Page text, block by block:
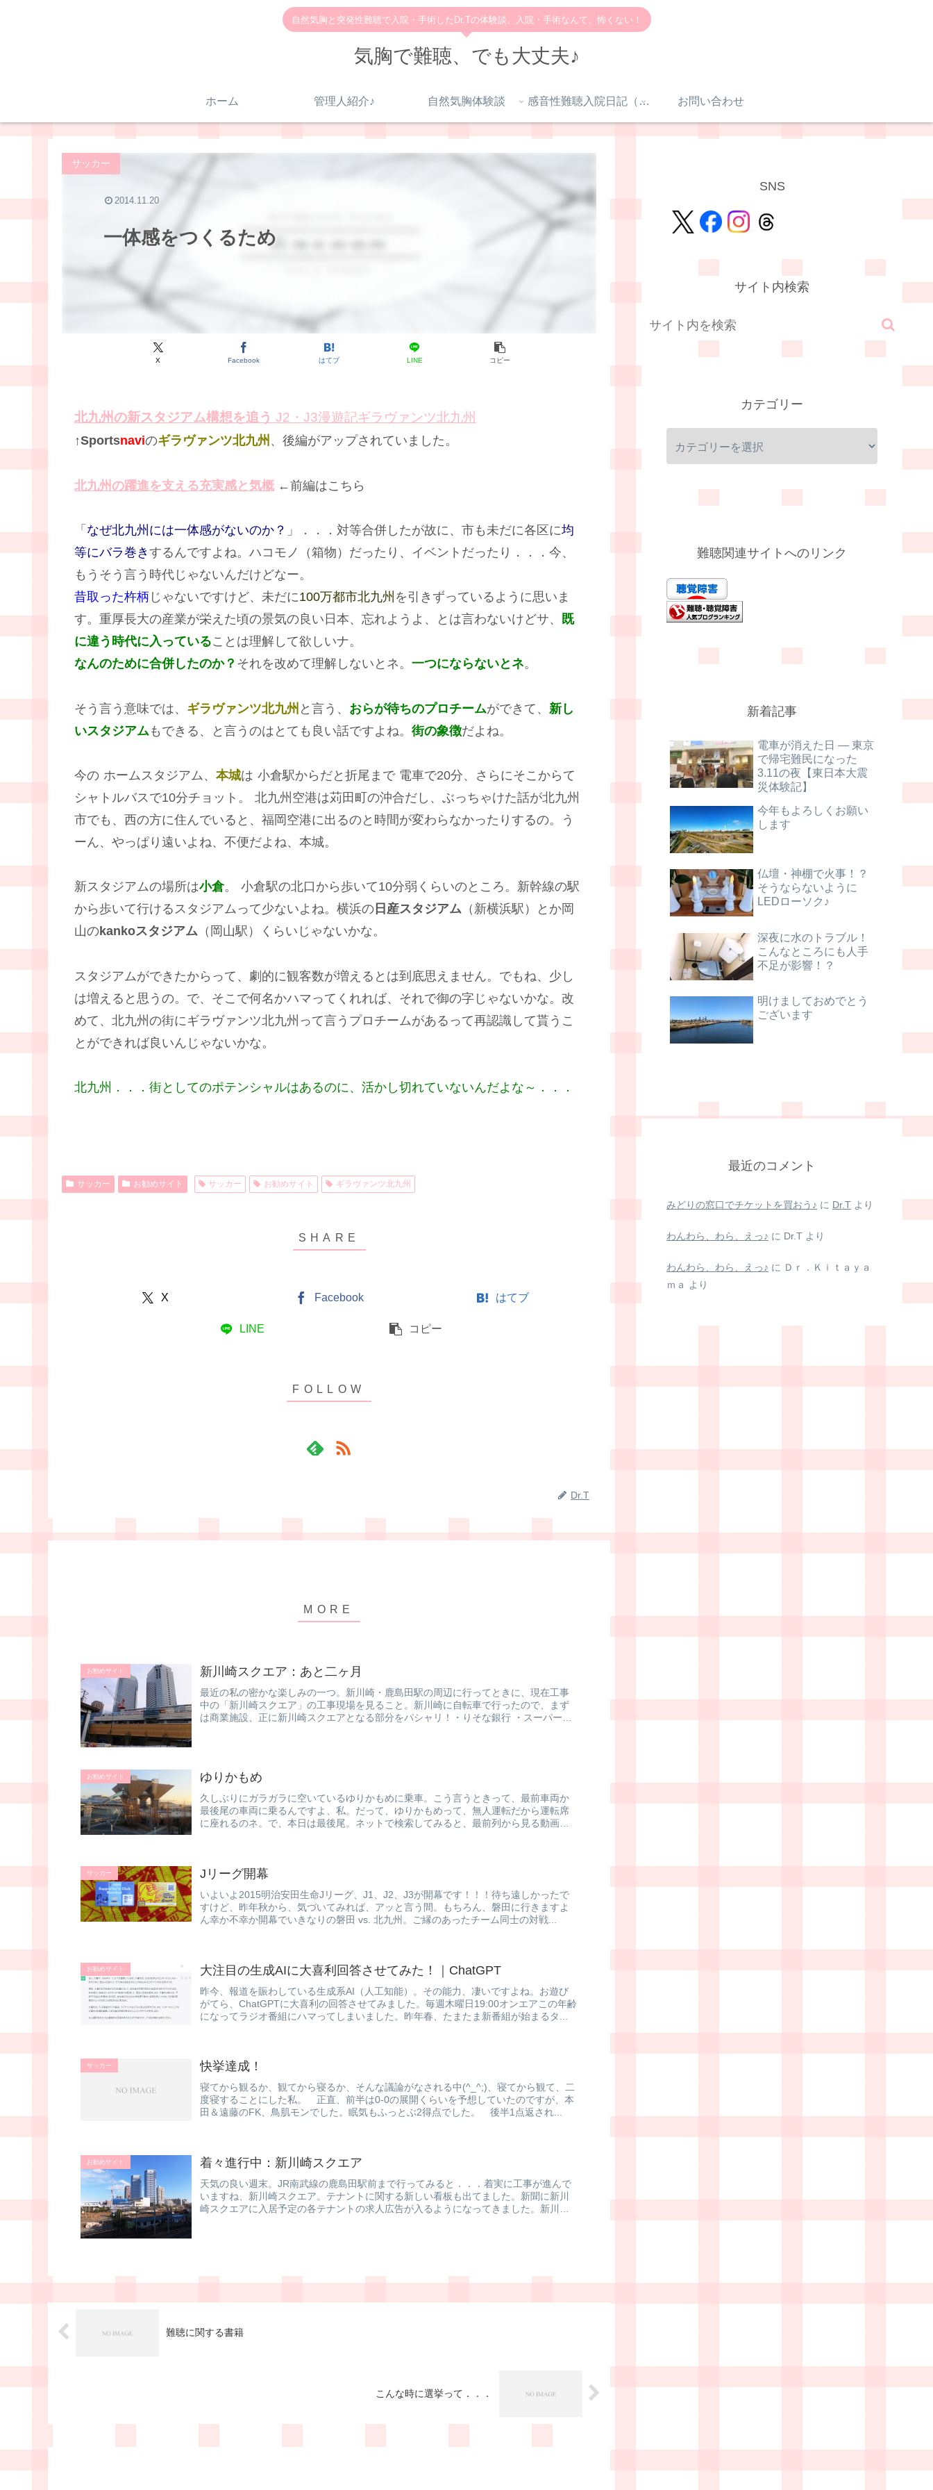
自然気胸と突発性難聴で入院・手術したDr.Tの体験談。入院・手術なんて、怖くない！
気胸で難聴、でも大丈夫♪
ホーム 管理人紹介♪ 自然気胸体験談 感音性難聴入院日記（体験談） お問い合わせ
一体感をつくるため
サッカー
X Facebook はてブ LINE コピー
2014.11.20
北九州の新スタジアム構想を追う J2・J3漫遊記ギラヴァンツ北九州
↑Sportsnaviのギラヴァンツ北九州 、後編がアップされていました。
北九州の躍進を支える充実感と気概 ←前編はこちら
「 なぜ北九州には一体感がないのか？ 」．．．対等合併したが故に、市も未だに各区に均
等にバラ巻き するんですよね。ハコモノ（箱物）だったり、イベントだったり．．．今、
もうそう言う時代じゃないんだけどなー。
昔取った杵柄 じゃないですけど、未だに100万都市北九州 を引きずっているように思いま
す。重厚長大の産業が栄えた頃の景気の良い日本、忘れようよ、とは言わないけどサ、 既
に違う時代に入っていることは理解して欲しいナ。
なんのために合併したのか？ それを改めて理解しないとネ。 一つにならないとネ。
そう言う意味では、 ギラヴァンツ北九州 と言う、 おらが待ちのプロチームができて、 新し
いスタジアム もできる、と言うのはとても良い話ですよね。 街の象徴だよね。
今の ホームスタジアム、 本城は 小倉駅からだと折尾まで 電車で20分、さらにそこからて
シャトルバスで10分チョット。
北九州空港は苅田町の沖合だし、ぶっちゃけた話が北九州
市でも、西の方に住んでいると、福岡空港に出るのと時間が変わらなかったりするの。う
ーん、やっぱり遠いよね、不便だよね、本城。
新スタジアムの場所は小倉。
小倉駅の北口から歩いて10分弱くらいのところ。新幹線の駅
から歩いて行けるスタジアムって少ないよね。横浜の 日産スタジアム （新横浜駅）とか岡
山のkankoスタジアム （岡山駅）くらいじゃないかな。
スタジアムができたからって、劇的に観客数が増えるとは到底思えません。でもね、少し
は増えると思うの。で、そこで何名かハマってくれれば、それで御の字じゃないかな。改
めて、北九州の街にギラヴァンツ北九州って言うプロチームがあるって再認識して貰うこ
とができれば良いんじゃないかな。
北九州．．．街としてのポテンシャルはあるのに、活かし切れていないんだよな～．．．
サッカー お勧めサイト サッカー お勧めサイト ギラヴァンツ北九州
X Facebook はてブ
LINE コピー
Dr.T
お勧めサイト 新川崎スクエア：あと二ヶ月
最近の私の密かな楽しみの一つ。新川崎・鹿島田駅の周辺に行ってときに、現在工事
中の「新川崎スクエア」の工事現場を見ること。新川崎に自転車で行ったので、まず
は商業施設、正に新川崎スクエアとなる部分をパシャリ！・りそな銀行 ・スーパー
お勧めサイト ゆりかもめ
久しぶりにガラガラに空いているゆりかもめに乗車。こう言うときって、最前車両か
最後尾の車両に乗るんですよ、私。だって、ゆりかもめって、無人運転だから運転席
に座れるのネ。で、本日は最後尾。ネットで検索してみると、最前列から見る動画っ
サッカー Jリーグ開幕
いよいよ2015明治安田生命Jリーグ、J1、J2、J3が開幕です！！！待ち遠しかったで
すけど、昨年秋から、気づいてみれば、アッと言う間。もちろん、磐田に行きますよ
ん幸か不幸か開幕でいきなりの磐田 vs. 北九州。ご縁のあったチーム同士の対戦...
お勧めサイト 大注目の生成AIに大喜利回答させてみた！｜ChatGPT
昨今、報道を賑わしている生成系AI（人工知能）。その能力、凄いですよね。お遊び
がてら、ChatGPTに大喜利の回答させてみました。毎週木曜日19:00オンエアこの年齢
になってラジオ番組にハマってしまいました。昨年春、たまたま新番組が始まるタ...
サッカー 快挙達成！
寝てから観るか、観てから寝るか、そんな議論がなされる中(^_^;)、寝てから観て、二
度寝することにした私。 正直、前半は0-0の展開くらいを予想していたのですが、本
田＆遠藤のFK、鳥肌モンでした。眠気もふっとぶ2得点でした。 後半1点返され...
お勧めサイト 着々進行中：新川崎スクエア
天気の良い週末。JR南武線の鹿島田駅前まで行ってみると．．．着実に工事が進んで
いますね、新川崎スクエア。テナントに関する新しい看板も出てました。新聞に新川
崎スクエアに入居予定の各テナントの求人広告が入るようになってきました。新川崎
難聴に関する書籍
こんな時に選挙って．．．
SNS
サイト内検索
カテゴリー
難聴関連サイトへのリンク
新着記事
電車が消えた日 ― 東京
で帰宅難民になった
3.11の夜【東日本大震
災体験記】
今年もよろしくお願い
します
仏壇・神棚で火事！？
そうならないように
LEDローソク♪
深夜に水のトラブル！
こんなところにも人手
不足が影響！？
明けましておめでとう
ございます
最近のコメント
みどりの窓口でチケットを買おう♪ に Dr.T より
わんわら、わら、えっ♪ に Dr.T より
わんわら、わら、えっ♪ に Ｄｒ．Ｋｉｔａｙａ
ｍａ
より